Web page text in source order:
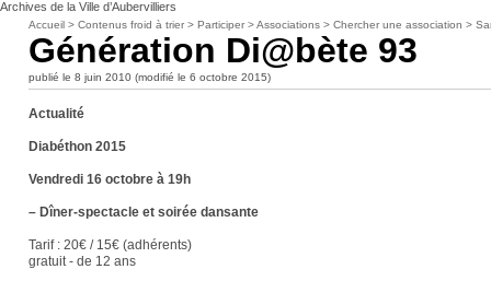
Archives de la Ville d’Aubervilliers
Accueil >Contenus froid à trier >Participer >Associations >Chercher une association >
Génération Di@bète 93
publié le 8 juin 2010 (modifié le 6 octobre 2015)
Actualité
Diabéthon 2015
Vendredi 16 octobre à 19h
– Dîner-spectacle et soirée dansante
Tarif : 20€ / 15€ (adhérents)
gratuit - de 12 ans